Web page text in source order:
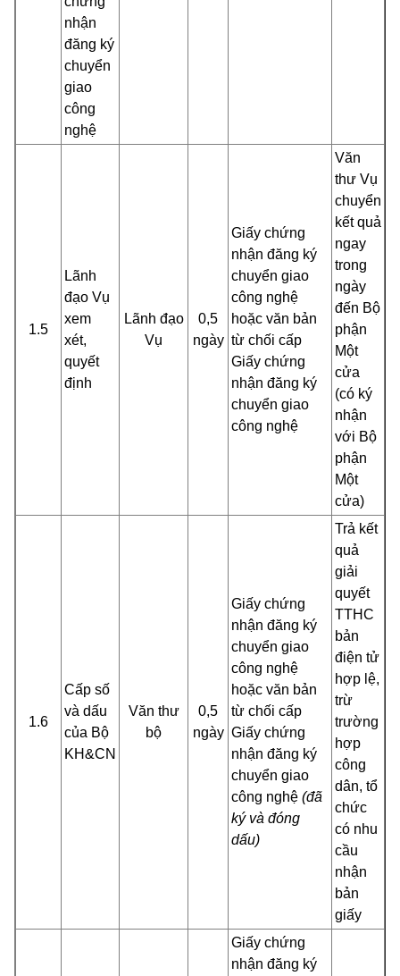
nhận
đăng ký
chuyển
giao
công
nghệ
1.5
Lãnh
đạo Vụ
xem
xét,
quyết
định
Lãnh đạo
Vụ
0,5
ngày
Giấy chứng
nhận đăng ký
chuyển giao
công nghệ
hoặc văn bản
từ chối cấp
Giấy chứng
nhận đăng ký
chuyển giao
công nghệ
Văn
thư Vụ
chuyển
kết quả
ngay
trong
ngày
đến Bộ
phận
Một
cửa
(có ký
nhận
với Bộ
phận
Một
cửa)
1.6
Cấp số
và dấu
của Bộ
KH&CN
Văn thư
bộ
0,5
ngày
Giấy chứng
nhận đăng ký
chuyển giao
công nghệ
hoặc văn bản
từ chối cấp
Giấy chứng
nhận đăng ký
chuyển giao
công nghệ (đã
ký và đóng
dấu)
Trả kết
quả
giải
quyết
TTHC
bản
điện tử
hợp lệ,
trừ
trường
hợp
công
dân, tổ
chức
có nhu
cầu
nhận
bản
giấy
Giấy chứng
nhận đăng ký